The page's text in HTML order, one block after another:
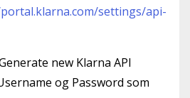
settings/api-
new Klarna API
og Password som